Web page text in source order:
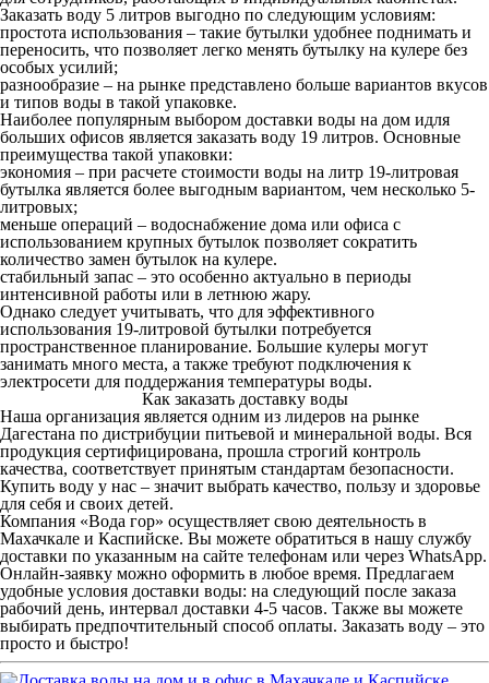
Заказать воду 5 литров выгодно по следующим условиям:
простота использования – такие бутылки удобнее поднимать и
переносить, что позволяет легко менять бутылку на кулере без
особых усилий;
разнообразие – на рынке представлено больше вариантов вкусов
и типов воды в такой упаковке.
Наиболее популярным выбором доставки воды на дом идля
больших офисов является заказать воду 19 литров. Основные
преимущества такой упаковки:
экономия – при расчете стоимости воды на литр 19-литровая
бутылка является более выгодным вариантом, чем несколько 5-
литровых;
меньше операций – водоснабжение дома или офиса с
использованием крупных бутылок позволяет сократить
количество замен бутылок на кулере.
стабильный запас – это особенно актуально в периоды
интенсивной работы или в летнюю жару.
Однако следует учитывать, что для эффективного
использования 19-литровой бутылки потребуется
пространственное планирование. Большие кулеры могут
занимать много места, а также требуют подключения к
электросети для поддержания температуры воды.
Как заказать доставку воды
Наша организация является одним из лидеров на рынке
Дагестана по дистрибуции питьевой и минеральной воды. Вся
продукция сертифицирована, прошла строгий контроль
качества, соответствует принятым стандартам безопасности.
Купить воду у нас – значит выбрать качество, пользу и здоровье
для себя и своих детей.
Компания «Вода гор» осуществляет свою деятельность в
Махачкале и Каспийске. Вы можете обратиться в нашу службу
доставки по указанным на сайте телефонам или через WhatsApp.
Онлайн-заявку можно оформить в любое время. Предлагаем
удобные условия доставки воды: на следующий после заказа
рабочий день, интервал доставки 4-5 часов. Также вы можете
выбирать предпочтительный способ оплаты. Заказать воду – это
просто и быстро!